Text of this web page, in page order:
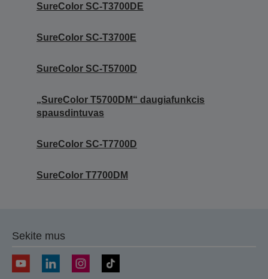
SureColor SC-T3700DE
SureColor SC-T3700E
SureColor SC-T5700D
„SureColor T5700DM“ daugiafunkcis
spausdintuvas
SureColor SC-T7700D
SureColor T7700DM
Sekite mus